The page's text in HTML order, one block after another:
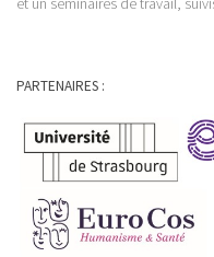
PARTENAIRES :